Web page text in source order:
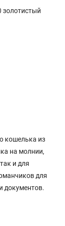
золотистый
кошелька из
на молнии,
и для
для
документов.